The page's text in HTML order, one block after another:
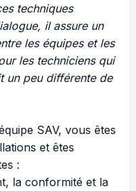
techniques
il assure un
les équipes et les
les techniciens qui
un peu différente de
SAV, vous êtes
et êtes
:
la conformité et la